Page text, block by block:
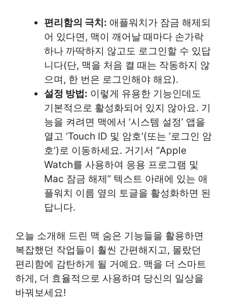
편리함의 극치: 애플워치가 잠금 해제되
어 있다면, 맥이 깨어날 때마다 손가락
하나 까딱하지 않고도 로그인할 수 있답
니다(단, 맥을 처음 켤 때는 작동하지 않
으며, 한 번은 로그인해야 해요).
설정 방법: 이렇게 유용한 기능인데도
기본적으로 활성화되어 있지 않아요. 기
능을 켜려면 맥에서 ‘시스템 설정’ 앱을
열고 ‘Touch ID 및 암호'(또는 ‘로그인 암
호’)로 이동하세요. 거기서 “Apple
Watch를 사용하여 응용 프로그램 및
Mac 잠금 해제” 텍스트 아래에 있는 애
플워치 이름 옆의 토글을 활성화하면 된
답니다.
오늘 소개해 드린 맥 숨은 기능들을 활용하면
복잡했던 작업들이 훨씬 간편해지고, 몰랐던
편리함에 감탄하게 될 거예요. 맥을 더 스마트
하게, 더 효율적으로 사용하며 당신의 일상을
바꿔보세요!